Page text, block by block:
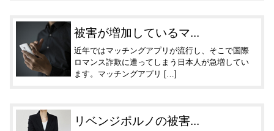
被害が増加しているマ...
近年ではマッチングアプリが流行し、そこで国際
ロマンス詐欺に遭ってしまう日本人が急増してい
ます。マッチングアプリ […]
リベンジポルノの被害...